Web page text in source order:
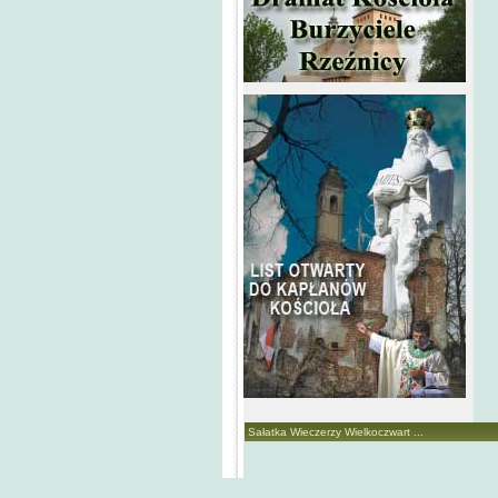
Sałatka Wieczerzy Wielkoczwart ...